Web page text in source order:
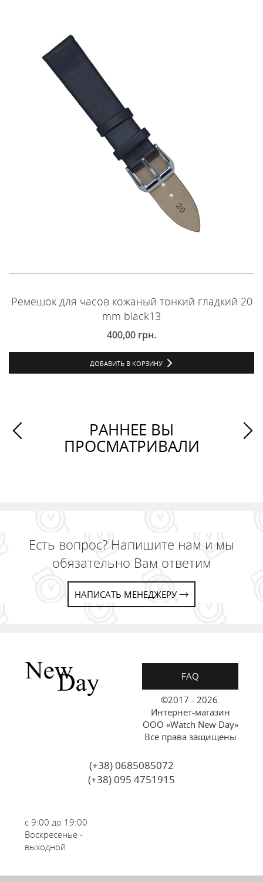
Ремешок для часов кожаный тонкий гладкий 20
mm black13
400,00 грн.
ДОБАВИТЬ В КОРЗИНУ
РАННЕЕ ВЫ
ПРОСМАТРИВАЛИ
Есть вопрос? Напишите нам и мы
обязательно Вам ответим
НАПИСАТЬ МЕНЕДЖЕРУ
FAQ
©2017 - 2026.
Интернет-магазин
ООО «Watch New Day»
Все права защищены
(+38) 0685085072
(+38) 095 4751915
с 9:00 до 19:00
Воскресенье -
выходной